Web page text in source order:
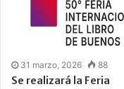
31 marzo, 2026 88
Se realizará la Feria